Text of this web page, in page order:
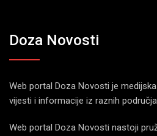
Doza Novosti
Web portal Doza Novosti je
vijesti i informacije iz raznih
Web portal Doza Novosti nastoji